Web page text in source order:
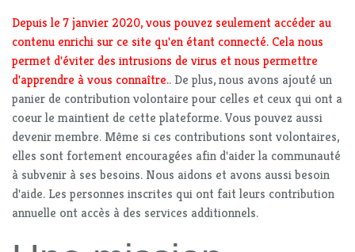
Depuis le 7 janvier 2020, vous pouvez seulement accéder au
contenu enrichi sur ce site qu'en étant connecté. Cela nous
permet d'éviter des intrusions de virus et nous permettre
d'apprendre à vous connaître.. De plus, nous avons ajouté un
panier de contribution volontaire pour celles et ceux qui ont a
coeur le maintient de cette plateforme. Vous pouvez aussi
devenir membre. Même si ces contributions sont volontaires,
elles sont fortement encouragées afin d'aider la communauté
à subvenir à ses besoins. Nous aidons et avons aussi besoin
d'aide. Les personnes inscrites qui ont fait leurs contribution
annuelle ont accès à des services additionnels.